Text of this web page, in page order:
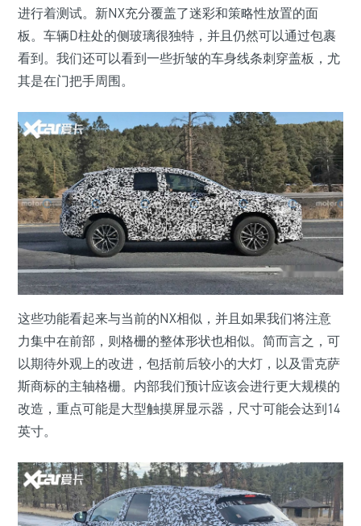
进行着测试。新NX充分覆盖了迷彩和策略性放置的面
板。车辆D柱处的侧玻璃很独特，并且仍然可以通过包裹
看到。我们还可以看到一些折皱的车身线条刺穿盖板，尤
其是在门把手周围。
这些功能看起来与当前的NX相似，并且如果我们将注意
力集中在前部，则格栅的整体形状也相似。简而言之，可
以期待外观上的改进，包括前后较小的大灯，以及雷克萨
斯商标的主轴格栅。内部我们预计应该会进行更大规模的
改造，重点可能是大型触摸屏显示器，尺寸可能会达到14
英寸。